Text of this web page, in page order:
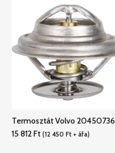
Termosztát Volvo 20450736
15 812Ft (12 450 Ft + áfa)